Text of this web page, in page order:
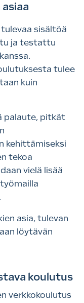
sisältöä
ja testattu
tulee
kuin
palaute, pitkät
kehittämiseksi
tekoa
vielä lisää
asia, tulevan
löytävän
koulutus
verkkokoulutus